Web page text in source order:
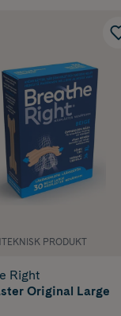
PRODUKT
Right
Original Large